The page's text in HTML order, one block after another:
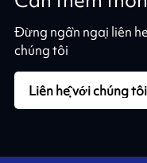
Đừng ngần ngại liên
chúng tôi
Liên hệ với chúng tôi